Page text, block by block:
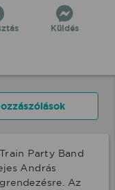
Küldés
Party Band
András
Az